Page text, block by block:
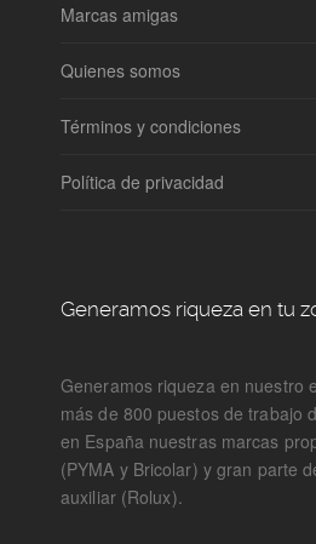
Marcas amigas
Quienes somos
Términos y condiciones
Política de privacidad
Generamos riqueza en tu
Generamos riqueza en nuestro
más de 800 puestos de trabajo
en España nuestras marcas
(PYMA y Bricolar) y gran parte
auxiliar (Rolux).